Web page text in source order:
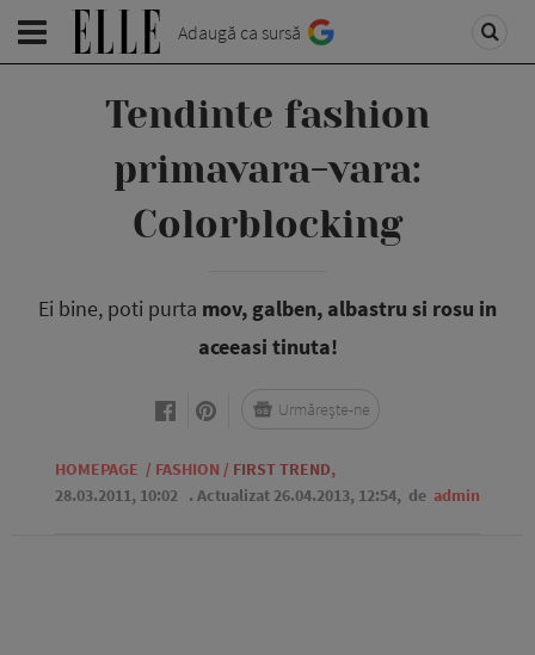
Adaugă ca sursă
Tendinte fashion
primavara-vara:
Colorblocking
Ei bine, poti purta mov, galben, albastru si rosu in
aceeasi tinuta!
HOMEPAGE / FASHION / FIRST TREND,
28.03.2011, 10:02 . Actualizat 26.04.2013, 12:54, de admin
Urmărește-ne